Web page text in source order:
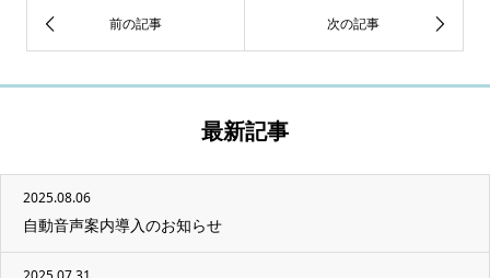
最新記事
2025.08.06
自動音声案内導入のお知らせ